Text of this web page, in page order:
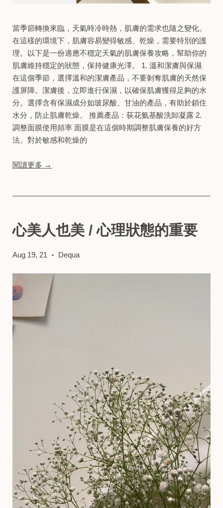
當季節轉換來臨，天氣時冷時熱，肌膚的需求也隨之變化。
在這樣的環境下，肌膚容易變得敏感、乾燥，需要特別的護
理。以下是一份適應不穩定天氣的肌膚保養攻略，幫助你的
肌膚維持穩定的狀態，保持健康光澤。 1. 溫和潔膚與保濕
在這個季節，選擇溫和的潔膚產品，不要剝奪肌膚的天然保
護屏障。潔膚後，立即進行保濕，以確保肌膚獲得足夠的水
分。選擇含有保濕成分如玻尿酸、甘油的產品，有助於鎖住
水分，防止肌膚乾燥。 推薦產品：荻花氨基酸洗卸凝露 2.
調整面膜使用頻率 面膜是在這個時期調整肌膚保養的好方
法。對於敏感和乾燥的
閱讀更多 →
心美人也美 / 心理狀態的重要
Aug 19, 21 • Dequa